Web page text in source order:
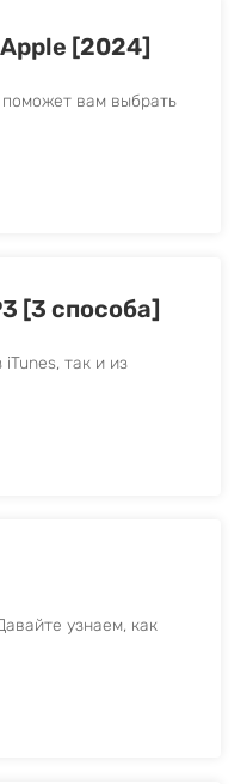
[2024]
вам выбрать
[3 способа]
так и из
узнаем, как